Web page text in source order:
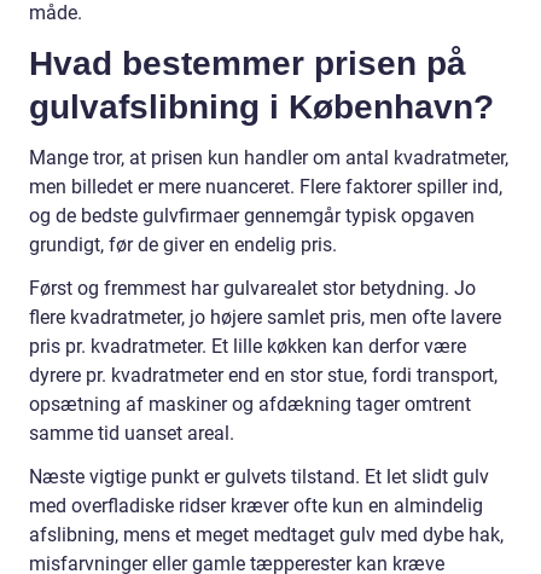
måde.
Hvad bestemmer prisen på
gulvafslibning i København?
Mange tror, at prisen kun handler om antal kvadratmeter,
men billedet er mere nuanceret. Flere faktorer spiller ind,
og de bedste gulvfirmaer gennemgår typisk opgaven
grundigt, før de giver en endelig pris.
Først og fremmest har gulvarealet stor betydning. Jo
flere kvadratmeter, jo højere samlet pris, men ofte lavere
pris pr. kvadratmeter. Et lille køkken kan derfor være
dyrere pr. kvadratmeter end en stor stue, fordi transport,
opsætning af maskiner og afdækning tager omtrent
samme tid uanset areal.
Næste vigtige punkt er gulvets tilstand. Et let slidt gulv
med overfladiske ridser kræver ofte kun en almindelig
afslibning, mens et meget medtaget gulv med dybe hak,
misfarvninger eller gamle tæpperester kan kræve